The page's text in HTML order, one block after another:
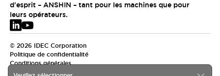
d'esprit – ANSHIN – tant pour les machines que pour
leurs opérateurs.
© 2026 IDEC Corporation
Politique de confidentialité
Conditions générales